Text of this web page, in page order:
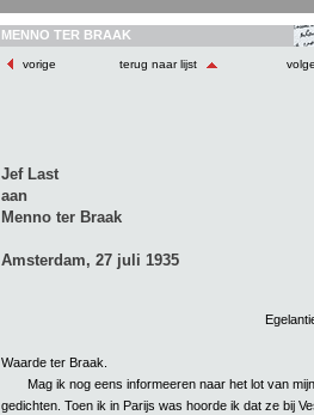
MENNO TER BRAAK
vorige terug naar lijst
Jef Last
aan
Menno ter Braak
Amsterdam, 27 juli 1935
Waarde ter Braak.
Mag ik nog eens informeeren naar het lot van
gedichten. Toen ik in Parijs was hoorde ik dat ze bij